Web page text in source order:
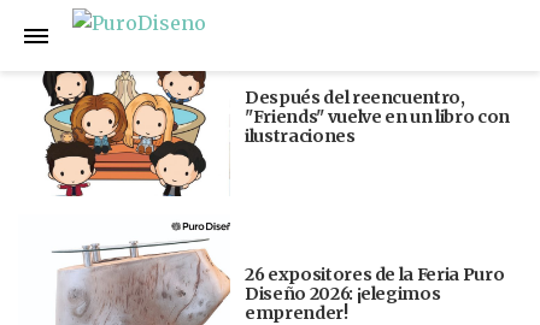
Anterior
Después del reencuentro,
"Friends" vuelve en un libro con
ilustraciones
26 expositores de la Feria Puro
Diseño 2026: ¡elegimos
emprender!
Siguiente